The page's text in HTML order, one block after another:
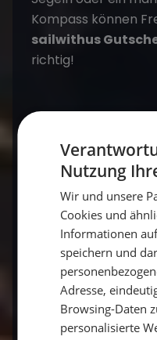
Kompass können
sailwithus
richtig!
Wie lange dauert
Die Dauer einer
von der Route und
ab. Im
Europa nach
Tagen. Diese
Planung und
erfahrenes Team.
Nutzung
Wir und unsere
Cookies und
Informationen
speichern und
Adresse,
Browsing-Daten
personalisierte